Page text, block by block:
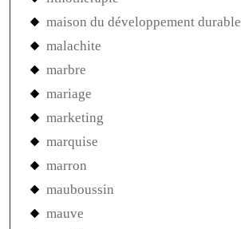
maison du développement durable
malachite
marbre
mariage
marketing
marquise
marron
mauboussin
mauve